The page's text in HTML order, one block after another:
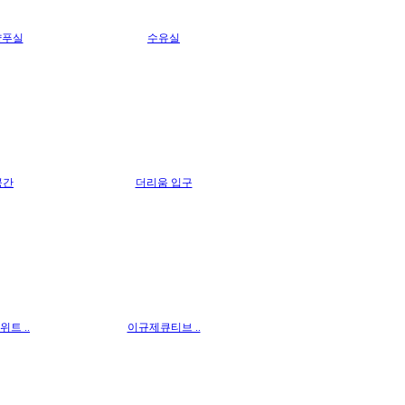
실 수유실
간 더리움 입구
트 .. 이규제큐티브 ..